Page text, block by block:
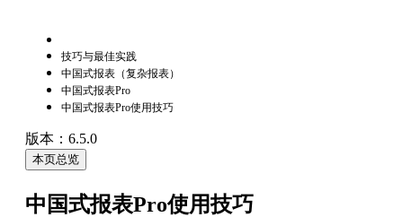
技巧与最佳实践
中国式报表（复杂报表）
中国式报表Pro
中国式报表Pro使用技巧
版本：6.5.0
本页总览
中国式报表Pro使用技巧